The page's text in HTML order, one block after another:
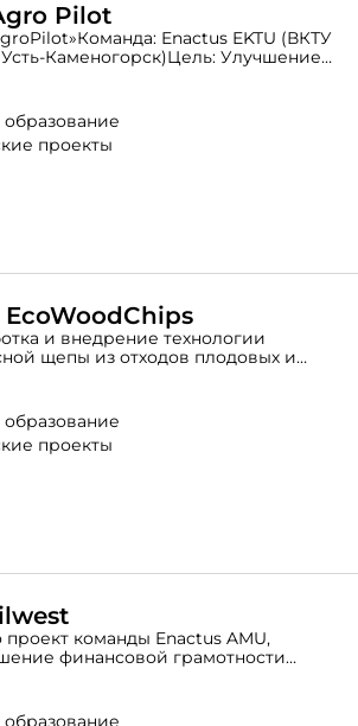
Pilot
Enactus EKTU (ВКТУ
Каменогорск)Цель: Улучшение
за счет уменьшения издержек
проекты
и внедрение технологии
щепы из отходов плодовых и
для снижения загрязнения
использования
Большое количество отходов
деревьев вызывает проблемы с
приводят к загрязнению окружающей
проекты
проект команды Enactus AMU,
финансовой грамотности
основан в конце 2022 года и
конкурсе от KMF&KMF-Демеу, в
1-е место с призовым фондом в 1